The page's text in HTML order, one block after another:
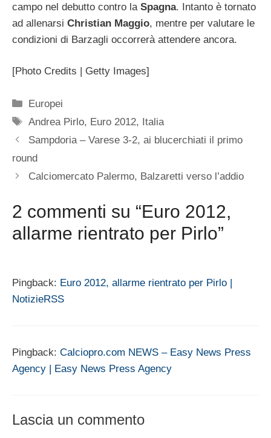
campo nel debutto contro la Spagna. Intanto è tornato
ad allenarsi Christian Maggio, mentre per valutare le
condizioni di Barzagli occorrerà attendere ancora.
[Photo Credits | Getty Images]
Categorie
Europei
Tag
Andrea Pirlo, Euro 2012, Italia
Sampdoria – Varese 3-2, ai blucerchiati il primo
round
Calciomercato Palermo, Balzaretti verso l’addio
2 commenti su “Euro 2012,
allarme rientrato per Pirlo”
Pingback: Euro 2012, allarme rientrato per Pirlo |
NotizieRSS
Pingback: Calciopro.com NEWS – Easy News Press
Agency | Easy News Press Agency
Lascia un commento